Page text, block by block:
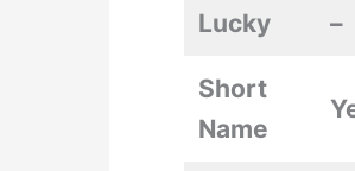
Lucky –
Short
Name